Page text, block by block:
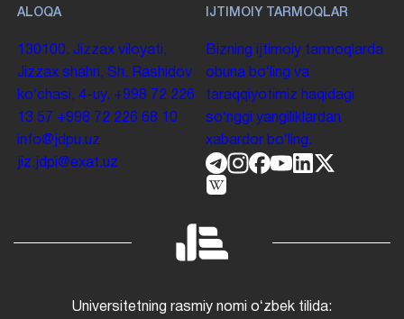
ALOQA
130100. Jizzax viloyati,
Jizzax shahri, Sh. Rashidov
koʻchasi, 4-uy. +998 72 226
13 57 +998 72 226 68 10
info@jdpu.uz
jiz.jdpi@exat.uz
IJTIMOIY TARMOQLAR
Bizning ijtimoiy tarmoqlarda
obuna boʻling va
taraqqiyotimiz haqidagi
soʻnggi yangiliklardan
xabardor boʻling.
Universitetning rasmiy nomi oʻzbek tilida: